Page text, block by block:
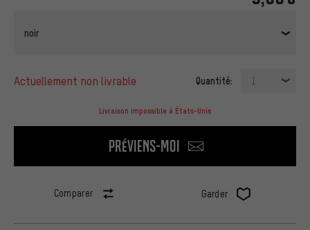
noir
actuellement non livrable Quantité: 1
Livraison impossible à États-Unis
Préviens-moi
Comparer Garder